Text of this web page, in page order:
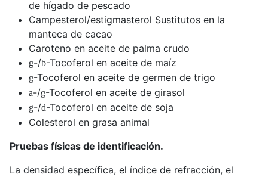
de hígado de pescado
Campesterol/estigmasterol Sustitutos en la
manteca de cacao
Caroteno en aceite de palma crudo
g-/b-Tocoferol en aceite de maíz
g-Tocoferol en aceite de germen de trigo
a-/g-Tocoferol en aceite de girasol
g-/d-Tocoferol en aceite de soja
Colesterol en grasa animal
Pruebas físicas de identificación.
La densidad específica, el índice de refracción, el